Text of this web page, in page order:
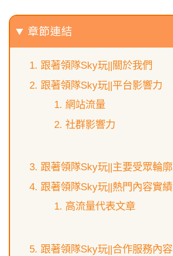
章節連結
跟著領隊Sky玩||關於我們
跟著領隊Sky玩||平台影響力
網站流量
社群影響力
跟著領隊Sky玩||主要受眾輪廓
跟著領隊Sky玩||熱門內容實績
高流量代表文章
跟著領隊Sky玩||合作服務內容